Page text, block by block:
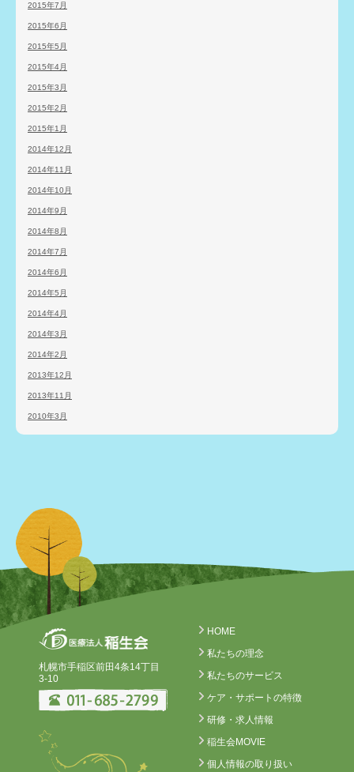
2015年7月
2015年6月
2015年5月
2015年4月
2015年3月
2015年2月
2015年1月
2014年12月
2014年11月
2014年10月
2014年9月
2014年8月
2014年7月
2014年6月
2014年5月
2014年4月
2014年3月
2014年2月
2013年12月
2013年11月
2010年3月
札幌市手稲区前田4条14丁目
3-10
HOME
私たちの理念
私たちのサービス
ケア・サポートの特徴
研修・求人情報
稲生会MOVIE
個人情報の取り扱い